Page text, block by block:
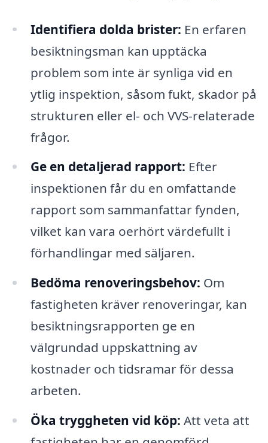
Identifiera dolda brister: En erfaren
besiktningsman kan upptäcka
problem som inte är synliga vid en
ytlig inspektion, såsom fukt, skador på
strukturen eller el- och VVS-relaterade
frågor.
Ge en detaljerad rapport: Efter
inspektionen får du en omfattande
rapport som sammanfattar fynden,
vilket kan vara oerhört värdefullt i
förhandlingar med säljaren.
Bedöma renoveringsbehov: Om
fastigheten kräver renoveringar, kan
besiktningsrapporten ge en
välgrundad uppskattning av
kostnader och tidsramar för dessa
arbeten.
Öka tryggheten vid köp: Att veta att